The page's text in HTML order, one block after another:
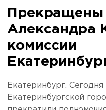
Прекращены
Александра
комиссии
Екатеринбург.
Екатеринбургской